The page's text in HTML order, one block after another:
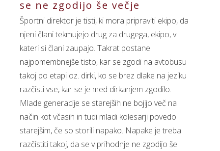
se ne zgodijo še večje
Športni direktor je tisti, ki mora pripraviti ekipo, da
njeni člani tekmujejo drug za drugega, ekipo, v
kateri si člani zaupajo. Takrat postane
najpomembnejše tisto, kar se zgodi na avtobusu
takoj po etapi oz. dirki, ko se brez dlake na jeziku
razčisti vse, kar se je med dirkanjem zgodilo.
Mlade generacije se starejših ne bojijo več na
način kot včasih in tudi mladi kolesarji povedo
starejšim, če so storili napako. Napake je treba
razčistiti takoj, da se v prihodnje ne zgodijo še